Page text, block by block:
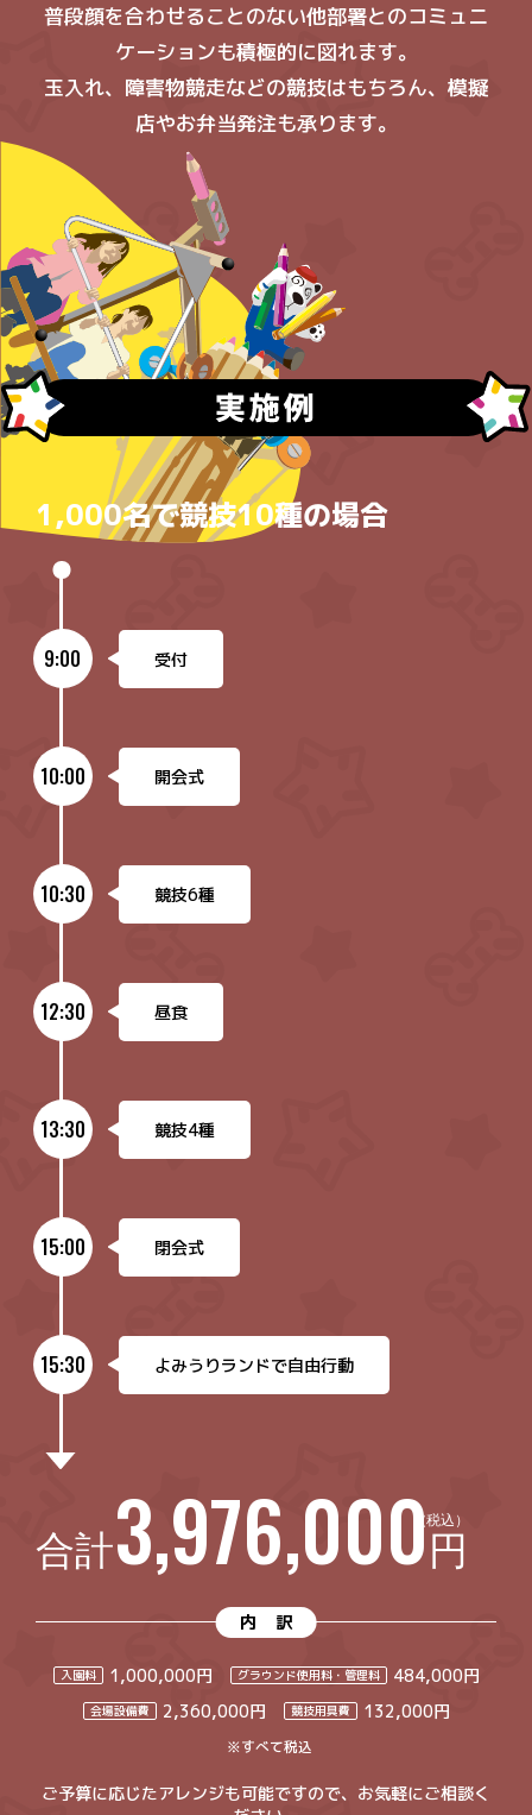
普段顔を合わせることのない他部署とのコミュニ
ケーションも積極的に図れます。
玉入れ、障害物競走などの競技はもちろん、模擬
店やお弁当発注も承ります。
1,000名で競技10種の場合
9:00 受付
10:00 開会式
10:30 競技6種
12:30 昼食
13:30 競技4種
15:00 閉会式
15:30 よみうりランドで自由行動
合計3,976,000円
内訳
入園料 1,000,000円 グラウンド使用料・管理料 484,000円
会場設備費 2,360,000円 競技用具費 132,000円
※すべて税込
ご予算に応じたアレンジも可能ですので、お気軽にご相談く